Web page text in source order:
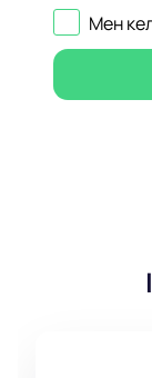
Мен